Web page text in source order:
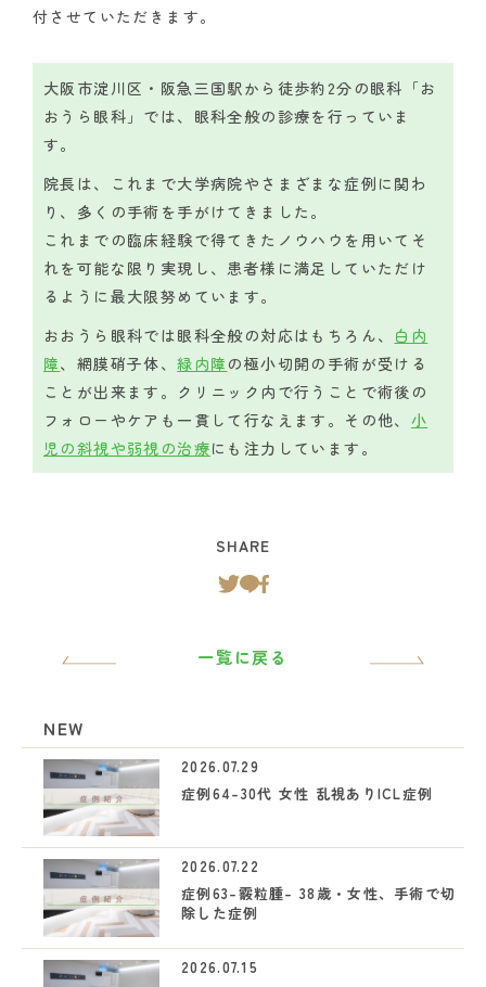
付させていただきます。
大阪市淀川区・阪急三国駅から徒歩約2分の眼科「お
おうら眼科」では、眼科全般の診療を行っていま
す。
院長は、これまで大学病院やさまざまな症例に関わ
り、多くの手術を手がけてきました。
これまでの臨床経験で得てきたノウハウを用いてそ
れを可能な限り実現し、患者様に満足していただけ
るように最大限努めています。
おおうら眼科では眼科全般の対応はもちろん、 白内
障、網膜硝子体、緑内障 の極小切開の手術が受ける
ことが出来ます。クリニック内で行うことで術後の
フォローやケアも一貫して行なえます。その他、 小
児の斜視や弱視の治療にも注力しています。
SHARE
一覧に戻る
NEW
2026.07.29
症例64-30代 女性 乱視ありICL症例
2026.07.22
症例63-霰粒腫- 38歳・女性、手術で切
除した症例
2026.07.15